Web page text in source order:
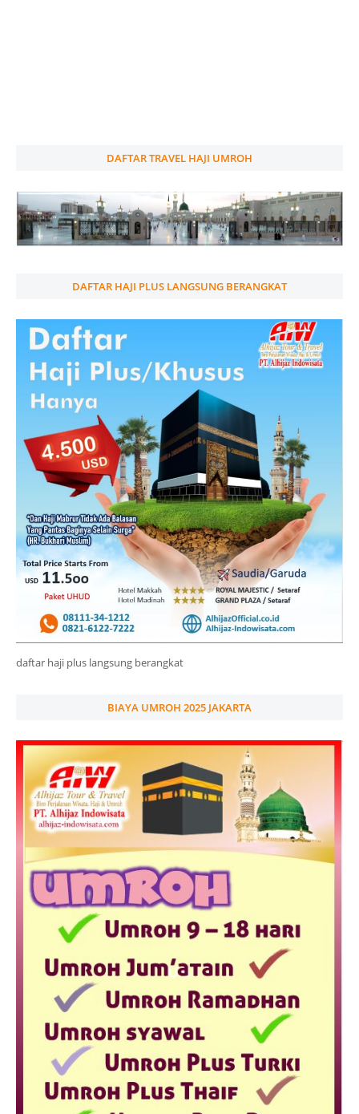
DAFTAR TRAVEL HAJI UMROH
DAFTAR HAJI PLUS LANGSUNG BERANGKAT
daftar haji plus langsung berangkat
BIAYA UMROH 2025 JAKARTA